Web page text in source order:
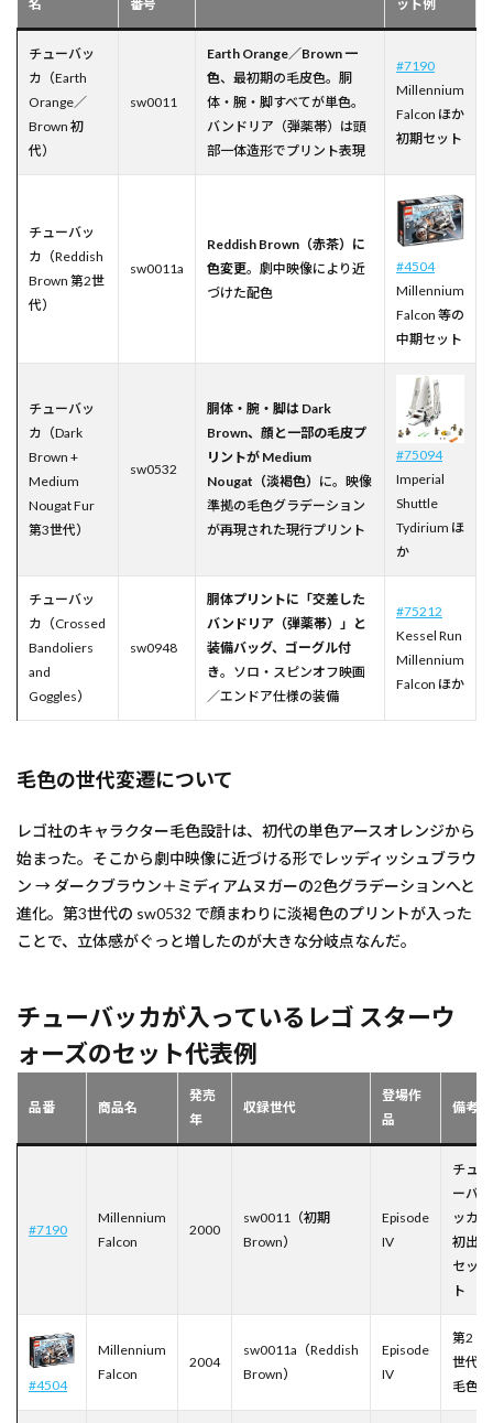
名 番号 ット例
チューバッ
カ（Earth
Orange／
Brown 初
代）
sw0011
Earth Orange／Brown 一
色、最初期の毛皮色。胴
体・腕・脚すべてが単色。
バンドリア（弾薬帯）は頭
部一体造形でプリント表現
#7190
Millennium
Falcon ほか
初期セット
チューバッ
カ（Reddish
Brown 第2世
代）
sw0011a
Reddish Brown（赤茶）に
色変更。劇中映像により近
づけた配色
#4504
Millennium
Falcon 等の
中期セット
チューバッ
カ（Dark
Brown +
Medium
Nougat Fur
第3世代）
sw0532
胴体・腕・脚は Dark
Brown、顔と一部の毛皮プ
リントが Medium
Nougat（淡褐色） に。映像
準拠の毛色グラデーション
が再現された現行プリント
#75094
Imperial
Shuttle
Tydirium ほ
か
チューバッ
カ（Crossed
Bandoliers
and
Goggles）
sw0948
胴体プリントに「交差した
バンドリア（弾薬帯）」と
装備バッグ、ゴーグル付
き。ソロ・スピンオフ映画
／エンドア仕様の装備
#75212
Kessel Run
Millennium
Falcon ほか
毛色の世代変遷について
レゴ社のキャラクター毛色設計は、初代の単色アースオレンジから
始まった。そこから劇中映像に近づける形でレッディッシュブラウ
ン → ダークブラウン＋ミディアムヌガーの2色グラデーションへと
進化。第3世代の sw0532 で顔まわりに淡褐色のプリントが入った
ことで、立体感がぐっと増したのが大きな分岐点なんだ。
チューバッカが入っているレゴ スターウ
ォーズのセット代表例
品番 商品名
発売
年
収録世代
登場作
品
備考
#7190
Millennium
Falcon
2000
sw0011（初期
Brown）
Episode
IV
チュ
ーバ
ッカ
初出
セッ
ト
#4504
Millennium
Falcon
2004
sw0011a（Reddish
Brown）
Episode
IV
第2
世代
毛色